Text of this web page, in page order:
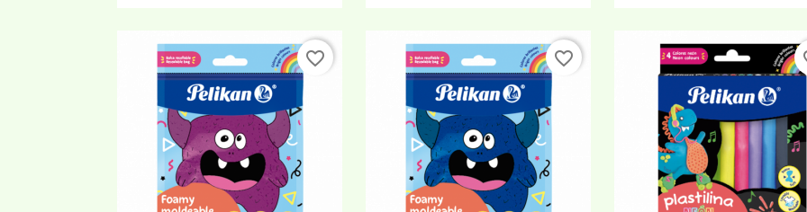
favorite_border favorite_border